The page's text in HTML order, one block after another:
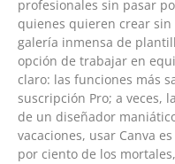
profesionales sin pasar
quienes quieren crear
galería inmensa de
opción de trabajar en
claro: las funciones más
suscripción Pro; a veces,
de un diseñador
vacaciones, usar Canva
por ciento de los